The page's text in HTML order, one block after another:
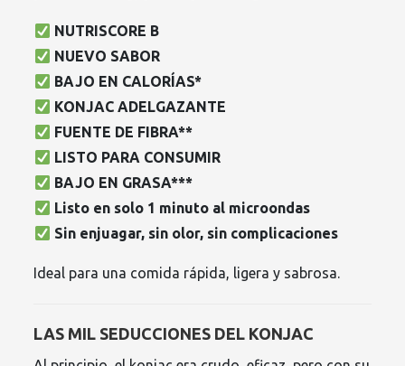
NUTRISCORE B
NUEVO SABOR
BAJO EN CALORÍAS*
KONJAC ADELGAZANTE
FUENTE DE FIBRA**
LISTO PARA CONSUMIR
BAJO EN GRASA***
Listo en solo 1 minuto al microondas
Sin enjuagar, sin olor, sin complicaciones
Ideal para una comida rápida, ligera y sabrosa.
LAS MIL SEDUCCIONES DEL KONJAC